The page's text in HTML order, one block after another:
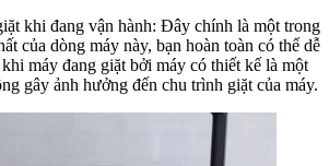
khi đang vận hành: Đây chính là một trong
của dòng máy này, bạn hoàn toàn có thể dễ
máy đang giặt bởi máy có thiết kế là một
gây ảnh hưởng đến chu trình giặt của máy.